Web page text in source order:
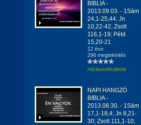
BIBLIA -
2013.09.03. - 1Sám
24,1-25,44; Jn
10,22-42; Zsolt
116,1-19; Péld
15,20-21
12 éve
296 megtekintés
miclauselisabeta
NAPI HANGZÓ
BIBLIA -
2013.08.30. - 1Sám
17,1-18,4; Jn 8,21-
30; Zsolt 111,1-10;